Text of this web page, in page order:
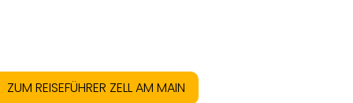
ZUM REISEFÜHRER ZELL AM MAIN